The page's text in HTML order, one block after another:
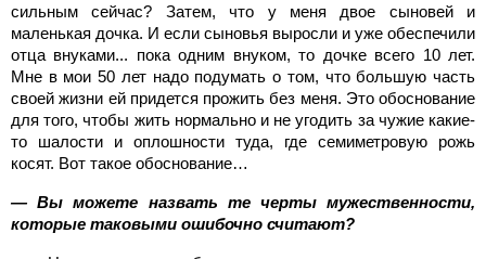
сильным сейчас? Затем, что у меня двое сыновей и
маленькая дочка. И если сыновья выросли и уже обеспечили
отца внуками... пока одним внуком, то дочке всего 10 лет.
Мне в мои 50 лет надо подумать о том, что большую часть
своей жизни ей придется прожить без меня. Это обоснование
для того, чтобы жить нормально и не угодить за чужие какие-
то шалости и оплошности туда, где семиметровую рожь
косят. Вот такое обоснование…
— Вы можете назвать те черты мужественности,
которые таковыми ошибочно считают?